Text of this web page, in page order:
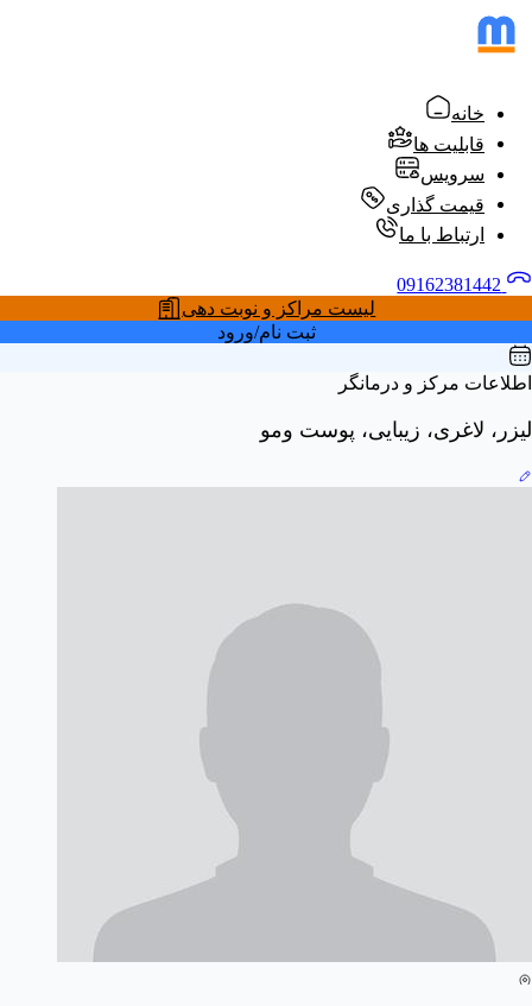
خانه
قابلیت ها
سرویس
قیمت گذاری
ارتباط با ما
لیست مراکز و نوبت دهی
ثبت نام/ورود
اطلاعات مرکز و درمانگر
لیزر، لاغری، زیبایی، پوست ومو